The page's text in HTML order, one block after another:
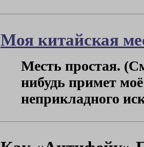
Моя китайская
Месть простая.
нибудь примет
неприкладного